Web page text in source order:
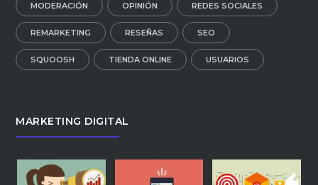
MODERACIÓN OPINIÓN REDES SOCIALES
REMARKETING RESEÑAS SEO
SQUOOSH TIENDA ONLINE USUARIOS
MARKETING DIGITAL